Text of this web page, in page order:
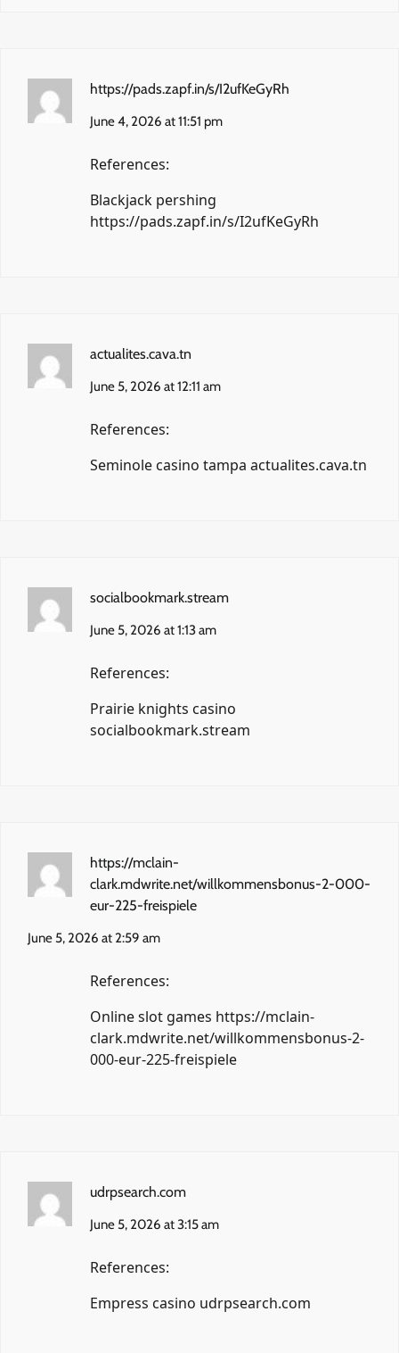
https://pads.zapf.in/s/I2ufKeGyRh
June 4, 2026 at 11:51 pm
References:
Blackjack pershing
https://pads.zapf.in/s/I2ufKeGyRh
actualites.cava.tn
June 5, 2026 at 12:11 am
References:
Seminole casino tampa actualites.cava.tn
socialbookmark.stream
June 5, 2026 at 1:13 am
References:
Prairie knights casino
socialbookmark.stream
https://mclain-
clark.mdwrite.net/willkommensbonus-2-000-
eur-225-freispiele
June 5, 2026 at 2:59 am
References:
Online slot games https://mclain-
clark.mdwrite.net/willkommensbonus-2-
000-eur-225-freispiele
udrpsearch.com
June 5, 2026 at 3:15 am
References:
Empress casino udrpsearch.com